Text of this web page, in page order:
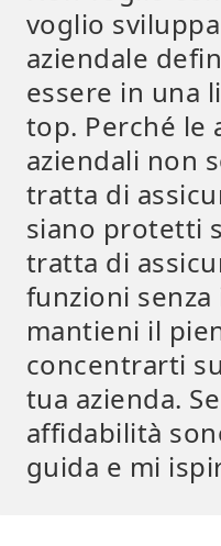
voglio
aziendale
essere in una
top. Perché le
aziendali non
tratta di
siano protetti
tratta di
funzioni
mantieni il
concentrarti
tua azienda.
affidabilità
guida e mi